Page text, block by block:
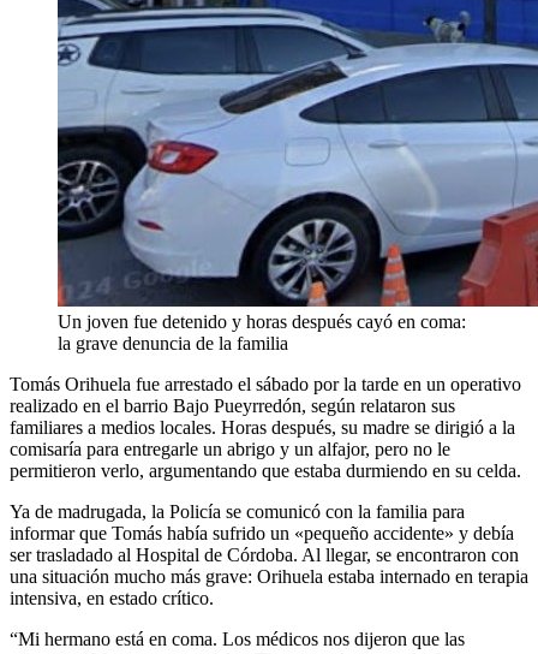
Un joven fue detenido y horas después cayó en coma:
la grave denuncia de la familia
Tomás Orihuela fue arrestado el sábado por la tarde en un operativo
realizado en el barrio Bajo Pueyrredón, según relataron sus
familiares a medios locales. Horas después, su madre se dirigió a la
comisaría para entregarle un abrigo y un alfajor, pero no le
permitieron verlo, argumentando que estaba durmiendo en su celda.
Ya de madrugada, la Policía se comunicó con la familia para
informar que Tomás había sufrido un «pequeño accidente» y debía
ser trasladado al Hospital de Córdoba. Al llegar, se encontraron con
una situación mucho más grave: Orihuela estaba internado en terapia
intensiva, en estado crítico.
“Mi hermano está en coma. Los médicos nos dijeron que las